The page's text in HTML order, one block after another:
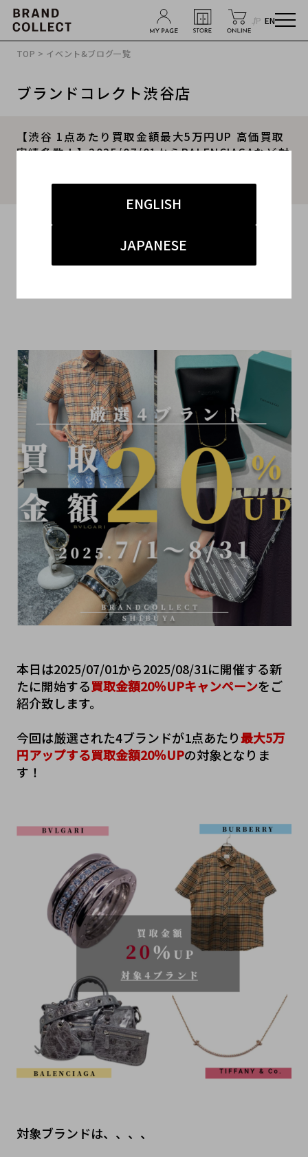
JP EN
ENGLISH
JAPANESE
TOP > イベント&ブログ一覧
ブランドコレクト渋谷店
【渋谷 1点あたり買取金額最大5万円UP 高価買取
実績多数！】2025/07/01からBALENCIAGAなど対
催致します！
2025.07.01
#渋谷店 #買取
#渋谷 ハイブランド
本日は2025/07/01から2025/08/31に開催する新
たに開始する買取金額20％UPキャンペーンをご
紹介致します。
今回は厳選された4ブランドが1点あたり最大5万
円アップする買取金額20％UPの対象となりま
す！
対象ブランドは、、、、